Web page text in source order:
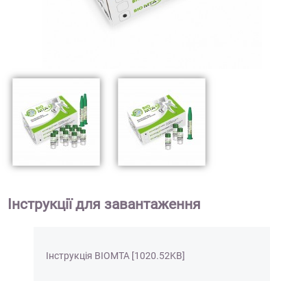
Інструкції для завантаження
Інструкція BIOMTA [1020.52KB]